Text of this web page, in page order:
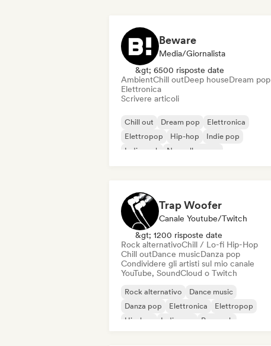
Beware
Media/Giornalista
&gt; 6500 risposte date
AmbientChill outDeep houseDream pop
Elettronica
Scrivere articoli
Chill out Dream pop
Elettronica
Elettropop
Hip-hop
Indie pop
Indie rock
Nouvelle scene
Trap Woofer
Canale Youtube/Twitch
&gt; 1200 risposte date
Rock alternativoChill / Lo-fi Hip-Hop
Chill outDance musicDanza pop
Condividere gli artisti sul mio canale
YouTube, SoundCloud o Twitch
Rock alternativo
Dance music
Danza pop
Elettronica
Elettropop
Hip-hop
Indie pop Pop rock